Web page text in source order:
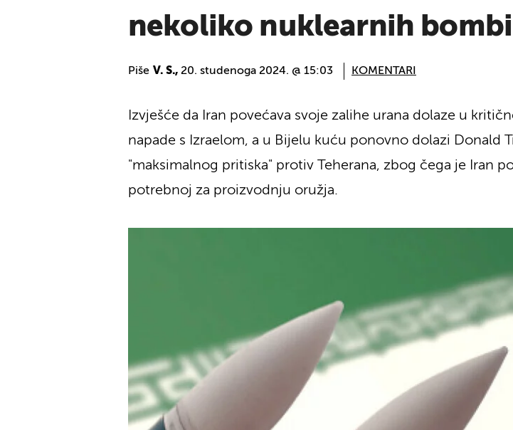
nekoliko nuklearnih bombi
Piše V. S., 20. studenoga 2024. @ 15:03 KOMENTARI
Izvješće da Iran povećava svoje zalihe urana dolaze u
napade s Izraelom, a u Bijelu kuću ponovno dolazi Donald
"maksimalnog pritiska" protiv Teherana, zbog čega je Iran
potrebnoj za proizvodnju oružja.